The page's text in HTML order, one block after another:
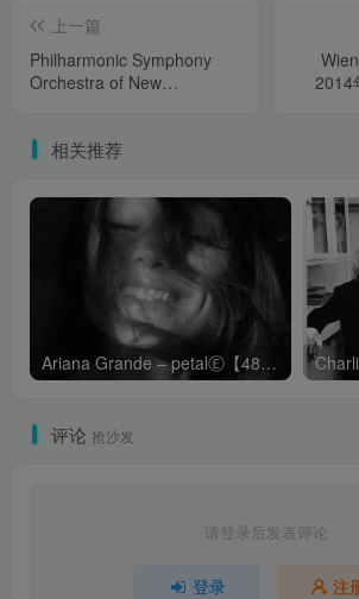
上一篇
Philharmonic Symphony
Orchestra of New
挥维瓦尔第: 四季
2014
相关推荐
Ariana Grande – petalⒺ【48kHz／24bit】英国区
评论 抢沙发
请登录后发表评论
登录 注